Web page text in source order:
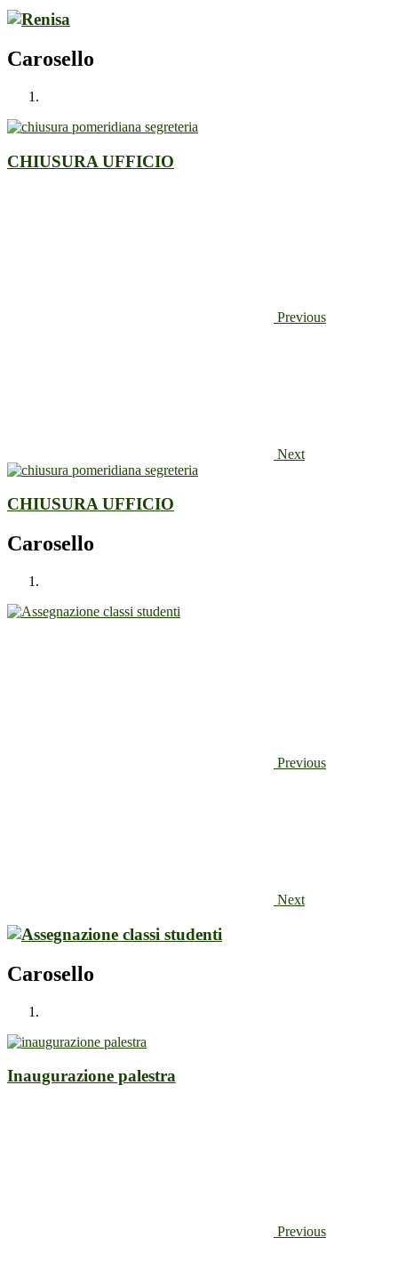
Carosello
CHIUSURA UFFICIO
Previous
Next
CHIUSURA UFFICIO
Carosello
Previous
Next
Carosello
Inaugurazione palestra
Previous